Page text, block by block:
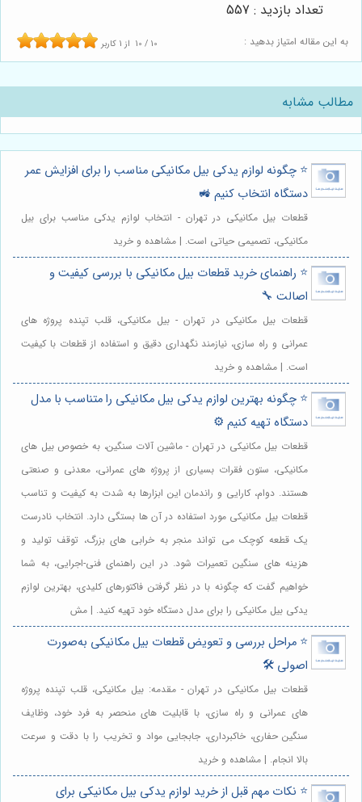
به این مقاله امتیاز بدهید : 10 / 10 از 1 کاربر
تعداد بازدید : 557
مطالب مشابه
⭐️ چگونه لوازم یدکی بیل مکانیکی مناسب را برای افزایش عمر
دستگاه انتخاب کنیم 🚜
قطعات بیل مکانیکی در تهران - انتخاب لوازم یدکی مناسب برای بیل
مکانیکی، تصمیمی حیاتی است. | مشاهده و خرید
⭐️ راهنمای خرید قطعات بیل مکانیکی با بررسی کیفیت و
اصالت 🔧
قطعات بیل مکانیکی در تهران - بیل مکانیکی، قلب تپنده پروژه های
عمرانی و راه سازی، نیازمند نگهداری دقیق و استفاده از قطعات با کیفیت
است. | مشاهده و خرید
⭐️ چگونه بهترین لوازم یدکی بیل مکانیکی را متناسب با مدل
دستگاه تهیه کنیم ⚙️
قطعات بیل مکانیکی در تهران - ماشین آلات سنگین، به خصوص بیل های
مکانیکی، ستون فقرات بسیاری از پروژه های عمرانی، معدنی و صنعتی
هستند. دوام، کارایی و راندمان این ابزارها به شدت به کیفیت و تناسب
قطعات بیل مکانیکی مورد استفاده در آن ها بستگی دارد. انتخاب نادرست
یک قطعه کوچک می تواند منجر به خرابی های بزرگ، توقف تولید و
هزینه های سنگین تعمیرات شود. در این راهنمای فنی-اجرایی، به شما
خواهیم گفت که چگونه با در نظر گرفتن فاکتورهای کلیدی، بهترین لوازم
یدکی بیل مکانیکی را برای مدل دستگاه خود تهیه کنید. | مش
⭐️ مراحل بررسی و تعویض قطعات بیل مکانیکی به‌صورت
اصولی 🛠️
قطعات بیل مکانیکی در تهران - مقدمه: بیل مکانیکی، قلب تپنده پروژه
های عمرانی و راه سازی، با قابلیت های منحصر به فرد خود، وظایف
سنگین حفاری، خاکبرداری، جابجایی مواد و تخریب را با دقت و سرعت
بالا انجام. | مشاهده و خرید
⭐️ نکات مهم قبل از خرید لوازم یدکی بیل مکانیکی برای